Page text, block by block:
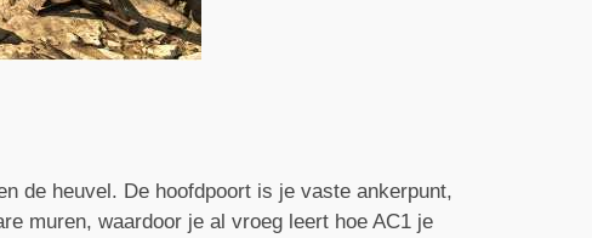
de heuvel. De hoofdpoort is je vaste ankerpunt,
muren, waardoor je al vroeg leert hoe AC1 je